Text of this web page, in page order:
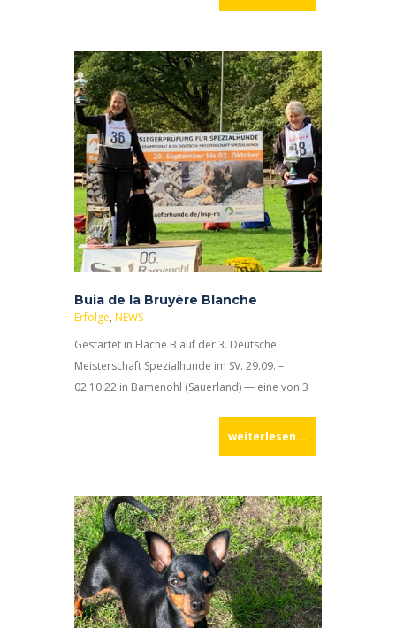
Buia de la Bruyère Blanche
Erfolge, NEWS
Gestartet in Fläche B auf der 3. Deutsche
Meisterschaft Spezialhunde im SV. 29.09. –
02.10.22 in Bamenohl (Sauerland) — eine von 3
weiterlesen...